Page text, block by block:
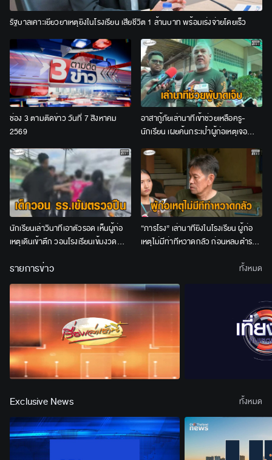
รัฐบาลเคาะเยียวยาเหตุยิงในโรงเรียน เสียชีวิต 1 ล้านบาท พร้อมเร่งจ่ายโดยเร็ว
ช่อง 3 ตามติดข่าว วันที่ 7 สิงหาคม
2569
อาสากู้ภัยเล่านาทีเข้าช่วยเหลือครู-
นักเรียน เผยค้นกระเป๋าผู้ก่อเหตุเจอ
กระสุนอื้อ
นักเรียนเล่าวินาทีเอาตัวรอด เห็นผู้ก่อ
เหตุเดินเข้าตึก วอนโรงเรียนเข้มงวด
“ภารโรง” เล่านาทียิงในโรงเรียน ผู้ก่อ
เหตุไม่มีท่าทีหวาดกลัว ก่อนหลบตำรวจ
รายการข่าว ทั้งหมด
Exclusive News ทั้งหมด